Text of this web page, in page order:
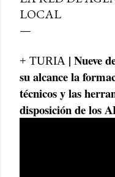
LOCAL
+ TURIA | Nueve
su alcance la
técnicos y las
disposición de los